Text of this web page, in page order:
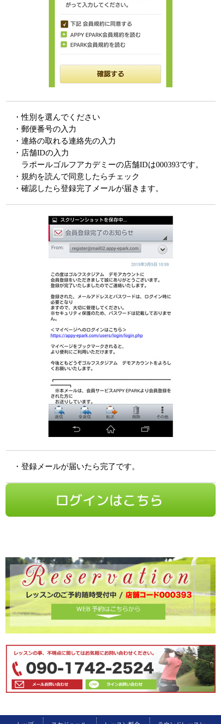
・性別を選んでください
・郵便番号の入力
・連絡の取れる連絡先の入力
・店舗IDの入力
ラポールゴルフアカデミーの店舗IDは000393です。
・規約を読んで同意したらチェック
・確認したら登録完了メールが届きます。
・登録メールが届いたら完了です。